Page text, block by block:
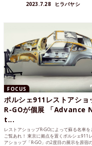
2023.7.28 ヒラバヤシ
FOCUS
ポルシェ911レストアショ
R-GOが個展 「Advance
t...
レストアショップR-GOによって蘇る名車を
ご覧あれ！ 東京に拠点を置くポルシェ911
アショップ「R-GO」の2度目の展示を原宿